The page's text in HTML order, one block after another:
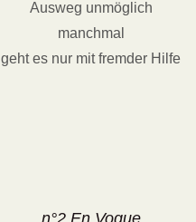
Ausweg unmöglich
manchmal
geht es nur mit fremder Hilfe
n°2 En Vogue